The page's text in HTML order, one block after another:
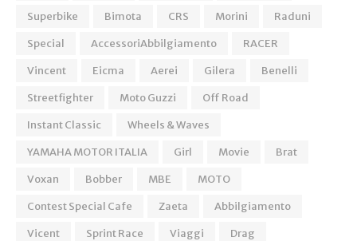
Superbike
Bimota CRS Morini
Raduni
Special
AccessoriAbbilgiamento
RACER
Vincent
Eicma Aerei Gilera
Benelli
Streetfighter
Moto Guzzi
Off Road
Instant Classic
Wheels & Waves
YAMAHA MOTOR ITALIA
Girl Movie
Brat
Voxan
Bobber MBE
MOTO
Contest Special Cafe
Zaeta
Abbilgiamento
Vicent
Sprint Race Viaggi
Drag